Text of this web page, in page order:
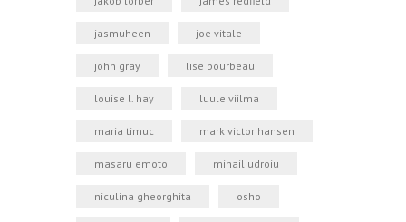
jasmuheen joe vitale
john gray lise bourbeau
louise l. hay luule viilma
maria timuc mark victor hansen
masaru emoto mihail udroiu
niculina gheorghita osho